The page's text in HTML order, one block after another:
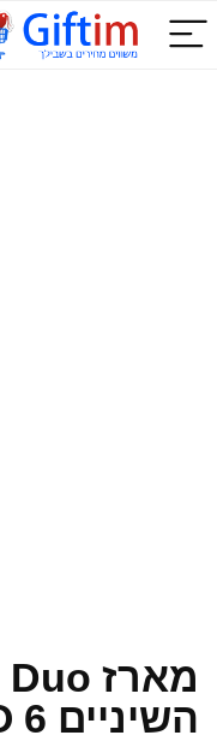
השיניים Oral-B Series iO 6